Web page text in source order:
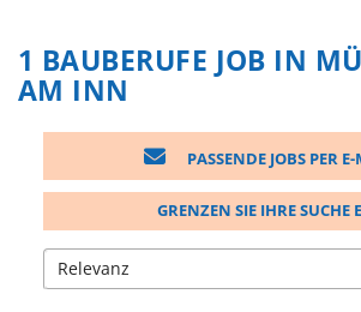
1 BAUBERUFE JOB IN
AM INN
PASSENDE JOBS PER
GRENZEN SIE IHRE SUCHE